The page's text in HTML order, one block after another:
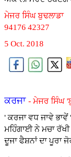
ਮੇਜਰ ਸਿੰਘ ਬੁਢਲਾਡਾ
94176 42327
5 Oct. 2018
ਕਰਜਾ - ਮੇਜਰ ਸਿੰਘ
' ਕਰਜਾ ਵਧ ਜਾਵੇ ਭਾਵੇਂ '
ਮਹਿੰਗਾਈ ਨੇ ਮਚਾ
ਦੂਜਾ ਫੈਸ਼ਨਾਂ ਦਾ ਪੂਰਾ